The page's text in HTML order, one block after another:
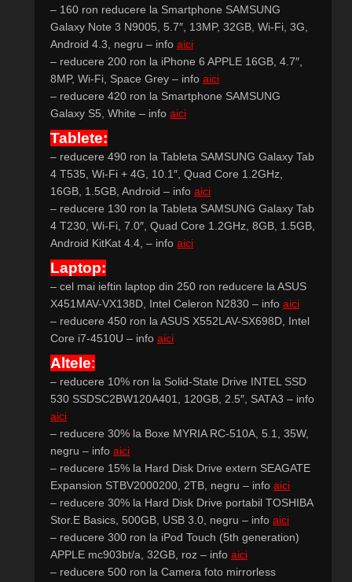
– 160 ron reducere la Smartphone SAMSUNG
Galaxy Note 3 N9005, 5.7″, 13MP, 32GB, Wi-Fi, 3G,
Android 4.3, negru – info aici
– reducere 200 ron la iPhone 6 APPLE 16GB, 4.7″,
8MP, Wi-Fi, Space Grey – info aici
– reducere 420 ron la Smartphone SAMSUNG
Galaxy S5, White – info aici
Tablete:
– reducere 490 ron la Tableta SAMSUNG Galaxy Tab
4 T535, Wi-Fi + 4G, 10.1″, Quad Core 1.2GHz,
16GB, 1.5GB, Android – info aici
– reducere 130 ron la Tableta SAMSUNG Galaxy Tab
4 T230, Wi-Fi, 7.0″, Quad Core 1.2GHz, 8GB, 1.5GB,
Android KitKat 4.4, – info aici
Laptop:
– cel mai ieftin laptop din 250 ron reducere la ASUS
X451MAV-VX138D, Intel Celeron N2830 – info aici
– reducere 450 ron la ASUS X552LAV-SX698D, Intel
Core i7-4510U – info aici
Altele:
– reducere 10% ron la Solid-State Drive INTEL SSD
530 SSDSC2BW120A401, 120GB, 2.5″, SATA3 – info
aici
– reducere 30% la Boxe MYRIA RC-510A, 5.1, 35W,
negru – info aici
– reducere 15% la Hard Disk Drive extern SEAGATE
Expansion STBV2000200, 2TB, negru – info aici
– reducere 30% la Hard Disk Drive portabil TOSHIBA
Stor.E Basics, 500GB, USB 3.0, negru – info aici
– reducere 300 ron la iPod Touch (5th generation)
APPLE mc903bt/a, 32GB, roz – info aici
– reducere 500 ron la Camera foto mirrorless